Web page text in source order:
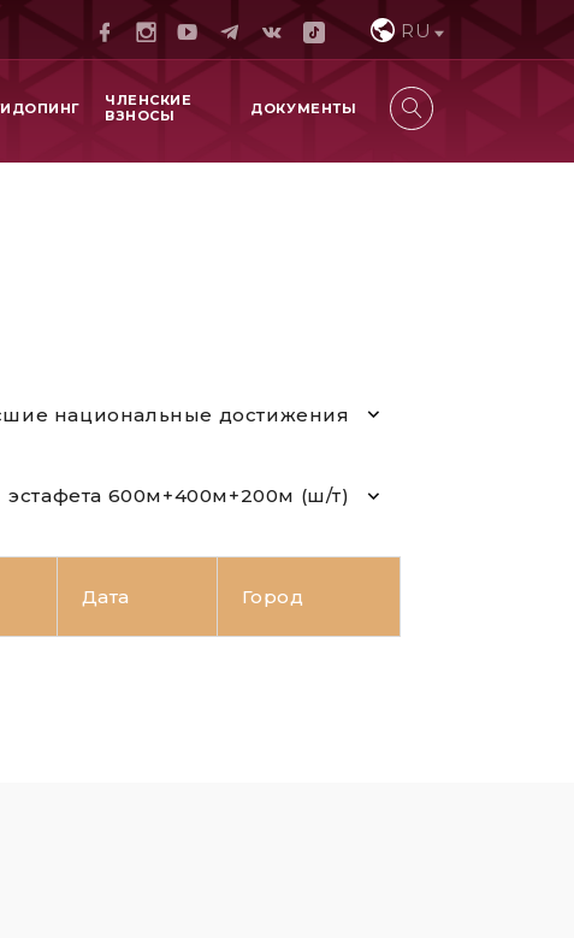
RU
ЧЛЕНСКИЕ
ВЗНОСЫ
ДОКУМЕНТЫ
национальные достижения
эстафета 600м+400м+200м (ш/т)
Дата Город